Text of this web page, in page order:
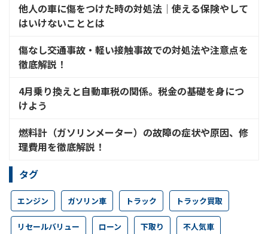
他人の車に傷をつけた時の対処法│使える保険やして
はいけないこととは
傷なし交通事故・軽い接触事故での対処法や注意点を
徹底解説！
4月乗り換えと自動車税の関係。税金の基礎を身につ
けよう
燃料計（ガソリンメーター）の故障の症状や原因、修
理費用を徹底解説！
タグ
エンジン ガソリン車 トラック トラック買取
リセールバリュー ローン 下取り 不人気車